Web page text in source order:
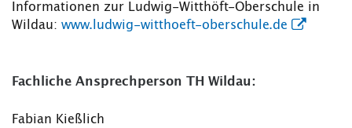
Informationen zur Ludwig-Witthöft-Oberschule in
Wildau: www.ludwig-witthoeft-oberschule.de
Fachliche Ansprechperson TH Wildau:
Fabian Kießlich